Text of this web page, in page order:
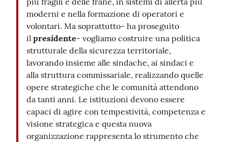
moderni e nella formazione di operatori e
volontari. Ma soprattutto- ha proseguito
il presidente- vogliamo costruire una politica
strutturale della sicurezza territoriale,
lavorando insieme alle sindache, ai sindaci e
alla struttura commissariale, realizzando quelle
opere strategiche che le comunità attendono
da tanti anni. Le istituzioni devono essere
capaci di agire con tempestività, competenza e
visione strategica e questa nuova
organizzazione rappresenta lo strumento che